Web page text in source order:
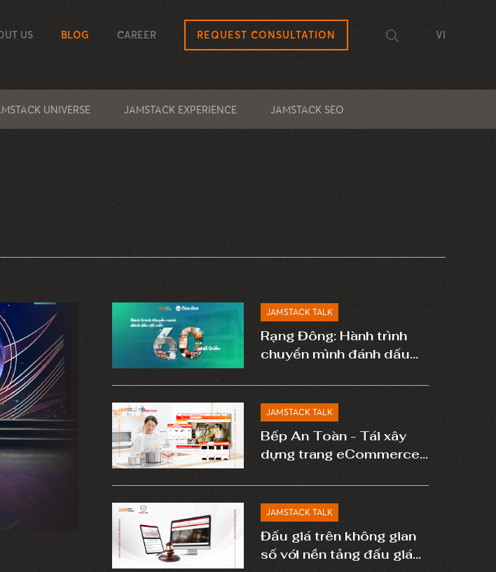
US BLOG CAREER REQUEST CONSULTATION VI
UNIVERSE JAMSTACK EXPERIENCE JAMSTACK SEO
JAMSTACK TALK
Rạng Đông: Hành trình
chuyển mình đánh dấu
triển
JAMSTACK TALK
Bếp An Toàn - Tái xây
dựng trang eCommerce
ưu chuyển đổi
JAMSTACK TALK
Đấu giá trên không gian
số với nền tảng đấu giá